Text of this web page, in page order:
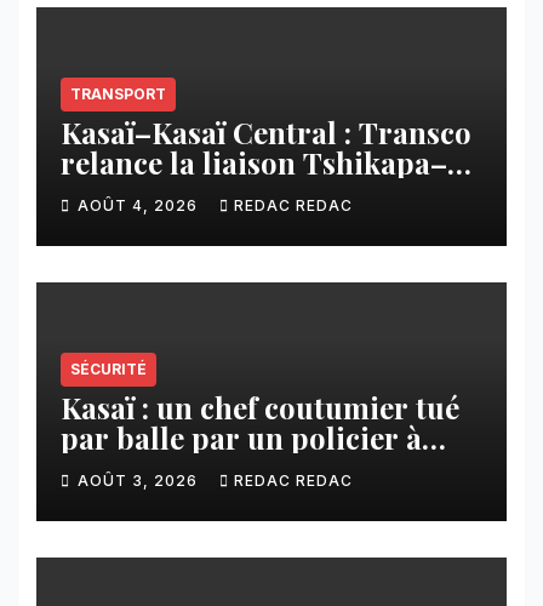
TRANSPORT
Kasaï–Kasaï Central : Transco
relance la liaison Tshikapa–
Tshiamu pour faciliter les
échanges
AOÛT 4, 2026 REDAC REDAC
SÉCURITÉ
Kasaï : un chef coutumier tué
par balle par un policier à
Kamuesha, la tension monte
AOÛT 3, 2026 REDAC REDAC